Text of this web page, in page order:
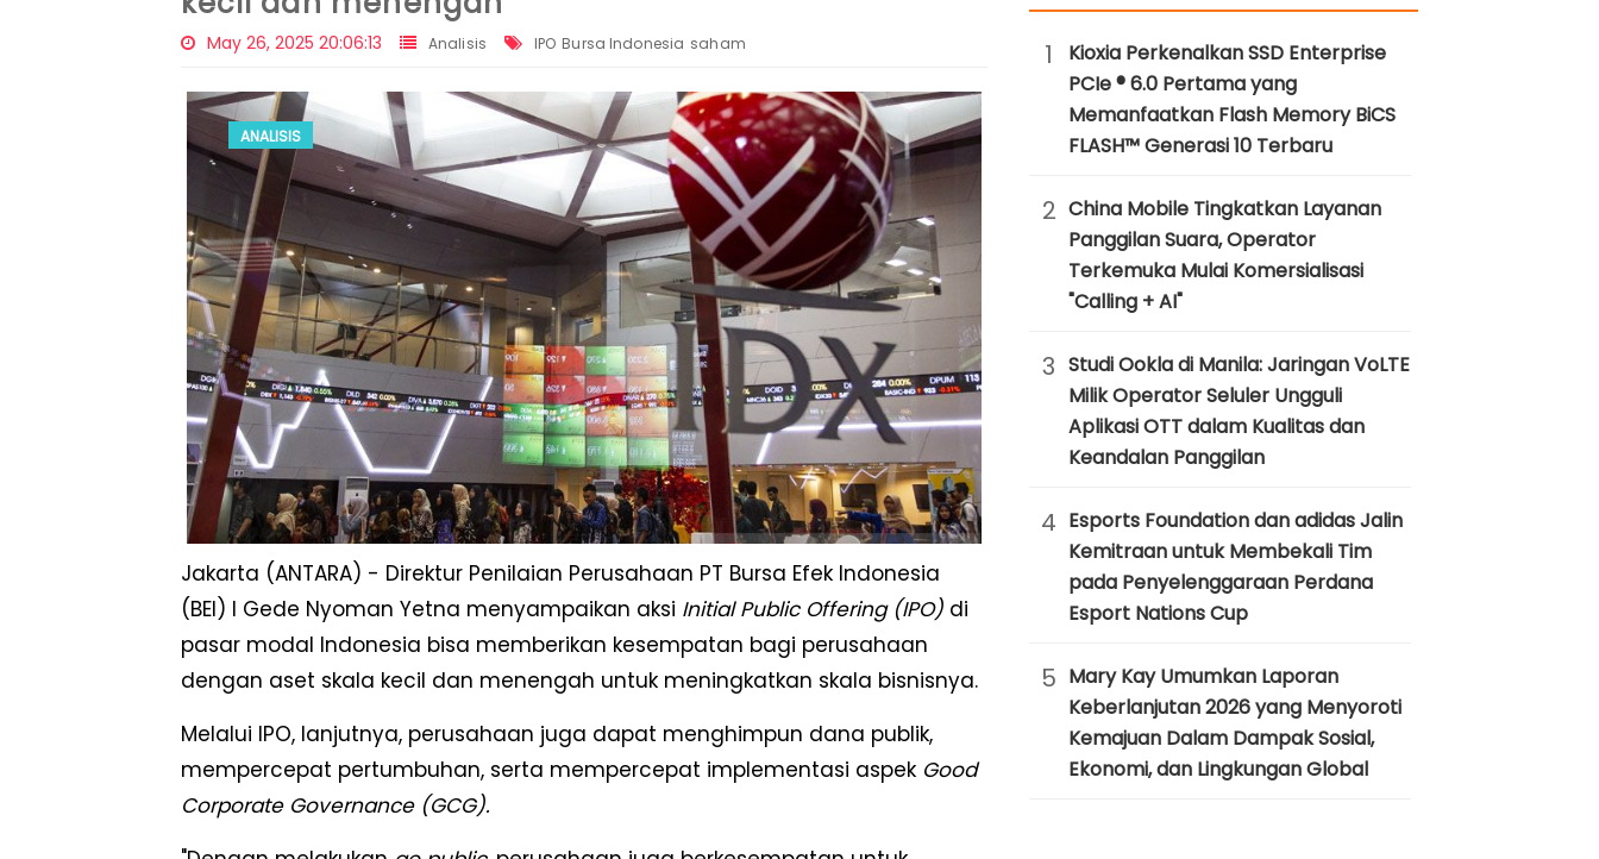
May 26, 2025 20:06:13 Analisis IPO Bursa Indonesia saham
ANALISIS
Jakarta (ANTARA) - Direktur Penilaian Perusahaan PT Bursa Efek Indonesia
(BEI) I Gede Nyoman Yetna menyampaikan aksi Initial Public Offering (IPO) di
pasar modal Indonesia bisa memberikan kesempatan bagi perusahaan
dengan aset skala kecil dan menengah untuk meningkatkan skala bisnisnya.
Melalui IPO, lanjutnya, perusahaan juga dapat menghimpun dana publik,
mempercepat pertumbuhan, serta mempercepat implementasi aspek Good
Corporate Governance (GCG).
1
Kioxia Perkenalkan SSD Enterprise
PCIe ® 6.0 Pertama yang
Memanfaatkan Flash Memory BiCS
FLASH™ Generasi 10 Terbaru
2 China Mobile Tingkatkan Layanan
Panggilan Suara, Operator
Terkemuka Mulai Komersialisasi
"Calling + AI"
3 Studi Ookla di Manila: Jaringan VoLTE
Milik Operator Seluler Ungguli
Aplikasi OTT dalam Kualitas dan
Keandalan Panggilan
4 Esports Foundation dan adidas Jalin
Kemitraan untuk Membekali Tim
pada Penyelenggaraan Perdana
Esport Nations Cup
5 Mary Kay Umumkan Laporan
Keberlanjutan 2026 yang Menyoroti
Kemajuan Dalam Dampak Sosial,
Ekonomi, dan Lingkungan Global